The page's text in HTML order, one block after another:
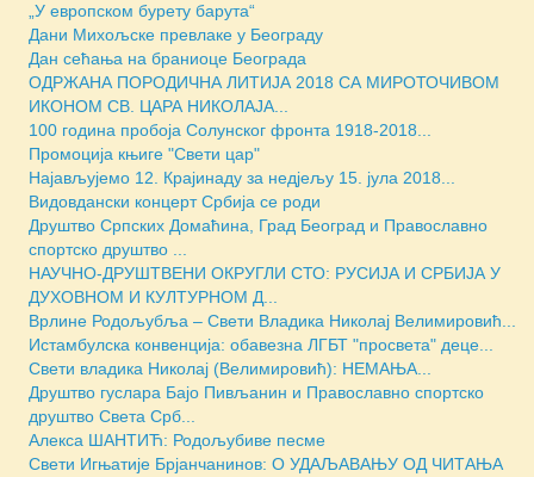
„У европском бурету барута“
Дани Михољске превлаке у Београду
Дан сећања на браниоце Београда
ОДРЖАНА ПОРОДИЧНА ЛИТИЈА 2018 СА МИРОТОЧИВОМ
ИКОНОМ СВ. ЦАРА НИКОЛАЈА...
100 година пробоја Солунског фронта 1918-2018...
Промоција књиге "Свети цар"
Најављујемо 12. Крајинаду за недјељу 15. јула 2018...
Видовдански концерт Србија се роди
Друштво Српских Домаћина, Град Београд и Православно
спортско друштво ...
НАУЧНО-ДРУШТВЕНИ ОКРУГЛИ СТО: РУСИЈА И СРБИЈА У
ДУХОВНОМ И КУЛТУРНОМ Д...
Врлине Родољубља – Свети Владика Николај Велимировић...
Истамбулска конвенција: обавезна ЛГБТ "просвета" деце...
Свети владика Николај (Велимировић): НЕМАЊА...
Друштво гуслара Бајо Пивљанин и Православно спортско
друштво Света Срб...
Алекса ШАНТИЋ: Родољубиве песме
Свети Игњатиjе Брјанчанинов: О УДАЉАВАЊУ ОД ЧИТАЊА